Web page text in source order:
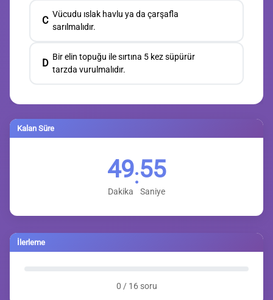
C
Vücudu ıslak havlu ya da çarşafla
sarılmalıdır.
D
Bir elin topuğu ile sırtına 5 kez süpürür
tarzda vurulmalıdır.
Kalan Süre
49
Dakika
:54
Saniye
İlerleme
0 / 16 soru